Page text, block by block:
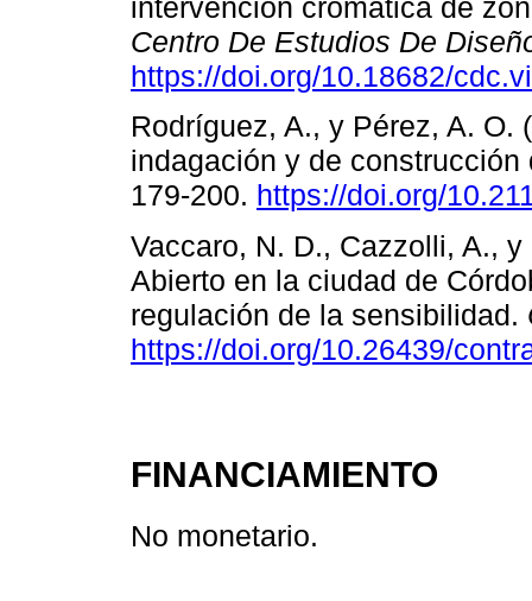
intervención cromática de
Centro De Estudios De
https://doi.org/10.18682/
Rodríguez, A., y Pérez, A.
indagación y de
179-200. https://doi.org/
Vaccaro, N. D., Cazzolli, A.,
Abierto en la ciudad de
regulación de la sensibilidad.
https://doi.org/10.26439/
FINANCIAMIENTO
No monetario.